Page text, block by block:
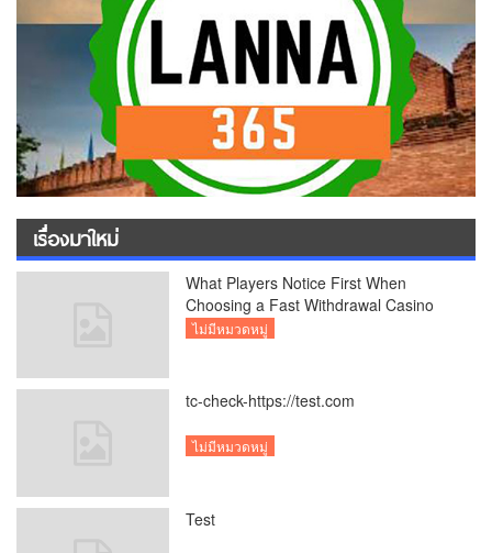
เรื่องมาใหม่
What Players Notice First When
Choosing a Fast Withdrawal Casino
UK
ไม่มีหมวดหมู่
tc-check-https://test.com
ไม่มีหมวดหมู่
Test